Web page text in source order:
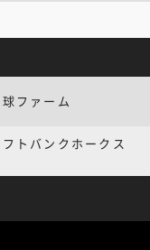
ファーム
トバンクホークス